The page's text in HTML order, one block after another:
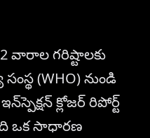
వారాల గరిష్టాలకు
(WHO) నుండి
క్లోజర్ రిపోర్ట్
ఒక సాధారణ